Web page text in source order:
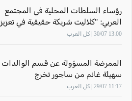
رؤساء السلطات المحلية في المجتمع
العربي: "كلاليت شريكة حقيقية في تعزيز
صحة أهالينا"
13:00 30/07 | كل العرب
الممرضة المسؤولة عن قسم الوالدات
سهيلة غانم من ساجور تخرج
للتقاعد: "أشعر بالفخر لأنني ساهمت في
11:17 29/07 | كل العرب